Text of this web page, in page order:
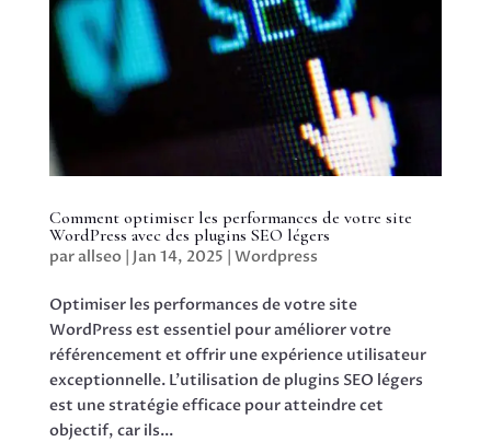
Comment optimiser les performances de votre site
WordPress avec des plugins SEO légers
parallseo| Jan 14, 2025 | Wordpress
Optimiser les performances de votre site
WordPress est essentiel pour améliorer votre
référencement et offrir une expérience utilisateur
exceptionnelle. L’utilisation de plugins SEO légers
est une stratégie efficace pour atteindre cet
objectif, car ils...